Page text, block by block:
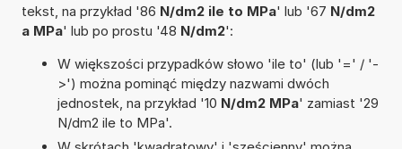
tekst, na przykład '86 N/dm2 ile to MPa' lub '67 N/dm2
a MPa' lub po prostu '48 N/dm2':
W większości przypadków słowo 'ile to' (lub '=' / '-
>') można pominąć między nazwami dwóch
jednostek, na przykład '10 N/dm2 MPa' zamiast '29
N/dm2 ile to MPa'.